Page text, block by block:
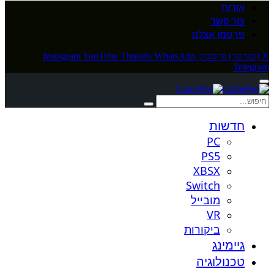
אודות
צור קשר
פרסמו אצלנו
X (טוויטר) פייסבוק InstagramYouTube Threads WhatsApp
Telegram
חדשות
PC
PS5
XBSX
Switch
מובייל
VR
ביקורות
גיימינג
טכנולוגיה